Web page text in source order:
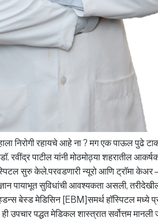
निरोगी रहायचे आहे ना ? मग एक पाऊल पुढे
रवींद्र पाटील यांनी मोठमोठ्या शहरातील
सुरु केले.परवडणारी न्यूरो आणि ट्रॉमा
पायाभूत सुविधांची आवश्यकता असली,
बेस्ड मेडिसिन [EBM]समर्थ हॉस्पिटल मध्ये
उपचार पद्धत मेडिकल शास्त्रात सर्वोत्तम